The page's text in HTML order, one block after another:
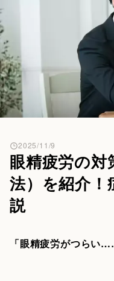
眼精疲労の対
法）を紹介！
説
2025/11/9
「眼精疲労がつらい